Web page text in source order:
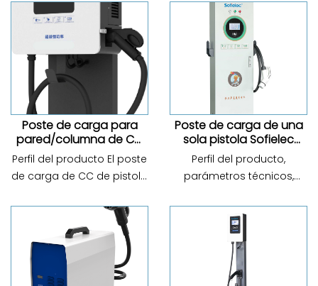
Poste de carga para
pared/columna de CC
de integración Sofielec
de 20-30-40 kW
Perfil del producto El poste
de carga de CC de pistola
de nuestra empresa
unificó la potencia de
carga, el control de carga,
el control de intercambio
hombre-computadora, la
Poste de carga de una
sola pistola Sofielec
Integration DC 15-30-
40kW
Perfil del producto,
parámetros técnicos,
producto